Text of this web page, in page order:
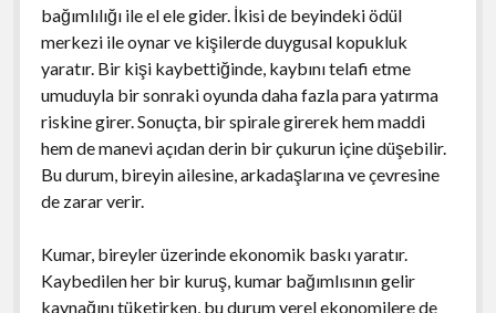
bağımlılığı ile el ele gider. İkisi de beyindeki ödül
merkezi ile oynar ve kişilerde duygusal kopukluk
yaratır. Bir kişi kaybettiğinde, kaybını telafi etme
umuduyla bir sonraki oyunda daha fazla para yatırma
riskine girer. Sonuçta, bir spirale girerek hem maddi
hem de manevi açıdan derin bir çukurun içine düşebilir.
Bu durum, bireyin ailesine, arkadaşlarına ve çevresine
de zarar verir.
Kumar, bireyler üzerinde ekonomik baskı yaratır.
Kaybedilen her bir kuruş, kumar bağımlısının gelir
kaynağını tüketirken, bu durum yerel ekonomilere de